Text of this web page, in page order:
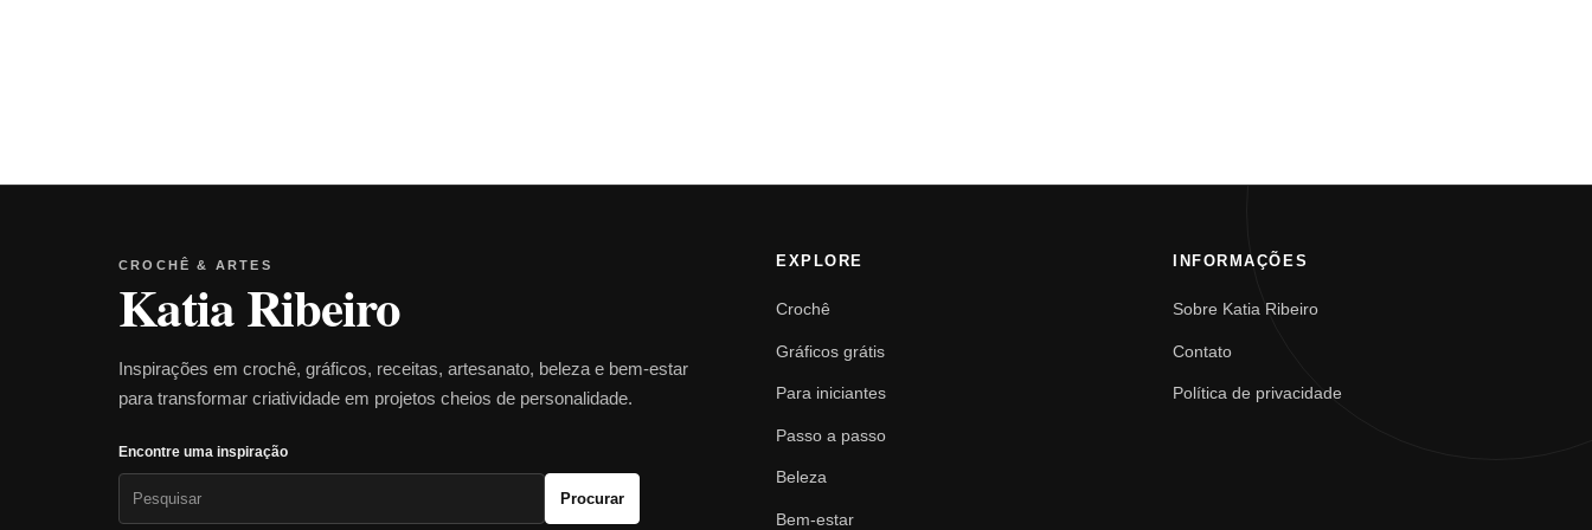
CROCHÊ & ARTES
Katia Ribeiro
Inspirações em crochê, gráficos, receitas, artesanato, beleza e bem-estar
para transformar criatividade em projetos cheios de personalidade.
Encontre uma inspiração
Procurar
EXPLORE
Crochê
Gráficos grátis
Para iniciantes
Passo a passo
Beleza
Bem-estar
INFORMAÇÕES
Sobre Katia Ribeiro
Contato
Política de privacidade